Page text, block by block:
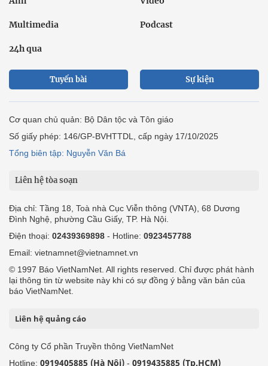
Multimedia Podcast
24h qua
Tuyến bài Sự kiện
Cơ quan chủ quản: Bộ Dân tộc và Tôn giáo
Số giấy phép: 146/GP-BVHTTDL, cấp ngày 17/10/2025
Tổng biên tập: Nguyễn Văn Bá
Liên hệ tòa soạn
Địa chỉ: Tầng 18, Toà nhà Cục Viễn thông (VNTA), 68 Dương
Đình Nghệ, phường Cầu Giấy, TP. Hà Nội.
Điện thoại: 02439369898 - Hotline: 0923457788
Email: vietnamnet@vietnamnet.vn
© 1997 Báo VietNamNet. All rights reserved. Chỉ được phát hành
lại thông tin từ website này khi có sự đồng ý bằng văn bản của
báo VietNamNet.
Liên hệ quảng cáo
Công ty Cổ phần Truyền thông VietNamNet
Hotline: 0919405885 (Hà Nội) - 0919435885 (Tp.HCM)